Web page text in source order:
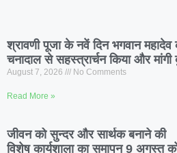
श्रावणी पूजा के नवें दिन भगवान
चनादाल से सहस्त्रार्चन किया और
August 7, 2026 No Comments
Read More »
जीवन को सुन्दर और सार्थक बनाने की
विशेष कार्यशाला का समापन 9 अगस्त